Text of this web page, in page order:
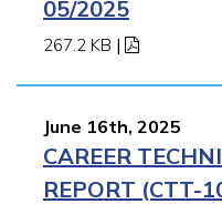
05/2025
267.2 KB |
June 16th, 2025
CAREER
REPORT (CTT-